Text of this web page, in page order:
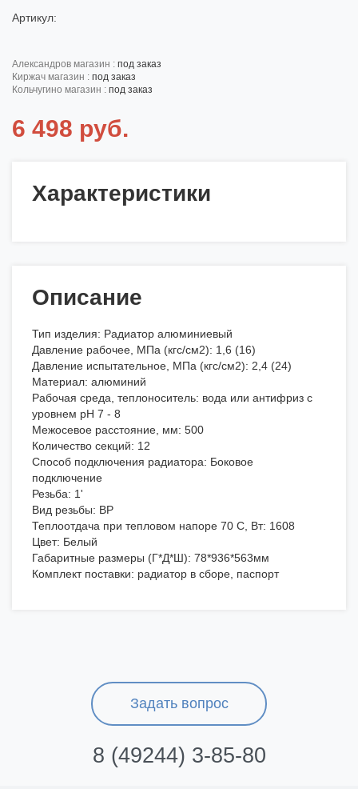
Артикул:
александров магазин : под заказ
киржач магазин : под заказ
кольчугино магазин : под заказ
6 498 руб.
Характеристики
Описание
Тип изделия: Радиатор алюминиевый
Давление рабочее, МПа (кгс/см2): 1,6 (16)
Давление испытательное, МПа (кгс/см2): 2,4 (24)
Материал: алюминий
Рабочая среда, теплоноситель: вода или антифриз с
уровнем рН 7 - 8
Межосевое расстояние, мм: 500
Количество секций: 12
Способ подключения радиатора: Боковое
подключение
Резьба: 1'
Вид резьбы: ВР
Теплоотдача при тепловом напоре 70 С, Вт: 1608
Цвет: Белый
Габаритные размеры (Г*Д*Ш): 78*936*563мм
Комплект поставки: радиатор в сборе, паспорт
Задать вопрос
8 (49244) 3-85-80